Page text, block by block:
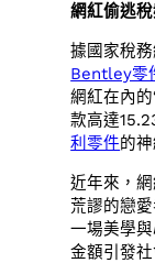
網紅偷逃
據國家稅
Bentley零
網紅在內
款高達
利零件的
近年來，
荒謬的戀
一場美學
金額引發